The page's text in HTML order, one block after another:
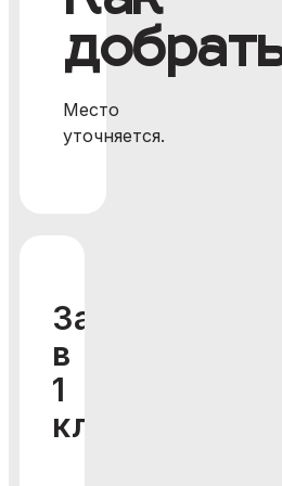
Место
уточняется.
Запишитесь
в
1
клик!